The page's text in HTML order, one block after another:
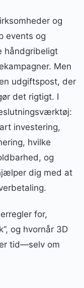
og
events og
håndgribeligt
Men
udgiftspost, der
det rigtigt. I
investering,
hvilke
og
dig med at
for,
og hvornår 3D
tid—selv om